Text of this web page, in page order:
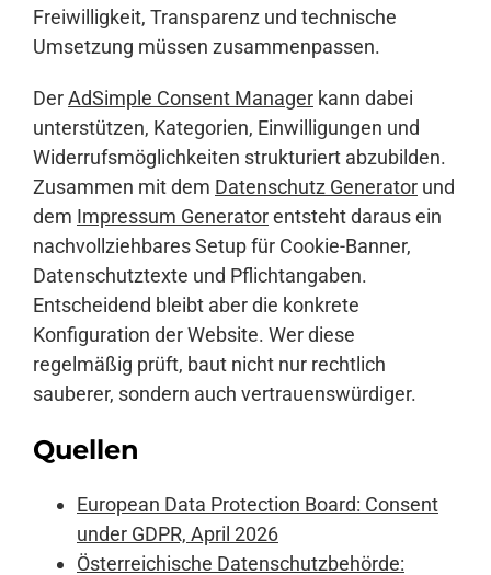
Freiwilligkeit, Transparenz und technische
Umsetzung müssen zusammenpassen.
DerAdSimple Consent Manager kann dabei
unterstützen, Kategorien, Einwilligungen und
Widerrufsmöglichkeiten strukturiert abzubilden.
Zusammen mit dem Datenschutz Generator und
dem Impressum Generatorentsteht daraus ein
nachvollziehbares Setup für Cookie-Banner,
Datenschutztexte und Pflichtangaben.
Entscheidend bleibt aber die konkrete
Konfiguration der Website. Wer diese
regelmäßig prüft, baut nicht nur rechtlich
sauberer, sondern auch vertrauenswürdiger.
Quellen
European Data Protection Board: Consent
under GDPR, April 2026
Österreichische Datenschutzbehörde: